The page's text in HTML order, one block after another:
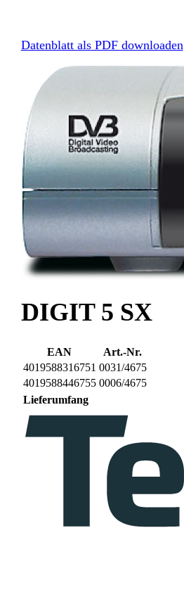
Datenblatt als PDF downloaden
DIGIT 5 SX
EAN
Art.-Nr.
4019588316751 0031/4675
4019588446755 0006/4675
Lieferumfang